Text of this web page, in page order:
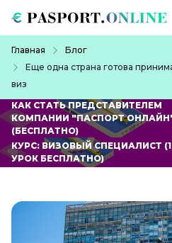
Главная
Блог
Еще одна страна готова
виз
КАК СТАТЬ ПРЕДСТАВИТЕЛЕМ
КОМПАНИИ "ПАСПОРТ
(БЕСПЛАТНО)
КУРС: ВИЗОВЫЙ СПЕЦИАЛИСТ (1
УРОК БЕСПЛАТНО)